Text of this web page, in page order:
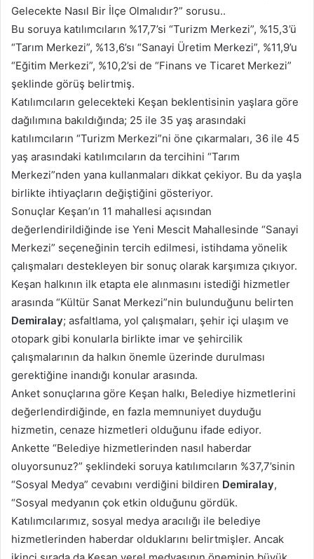
Gelecekte Nasıl Bir İlçe Olmalıdır?” sorusu..
Bu soruya katılımcıların %17,7’si “Turizm Merkezi”, %15,3’ü
“Tarım Merkezi”, %13,6’sı “Sanayi Üretim Merkezi”, %11,9’u
“Eğitim Merkezi”, %10,2’si de “Finans ve Ticaret Merkezi”
şeklinde görüş belirtmiş.
Katılımcıların gelecekteki Keşan beklentisinin yaşlara göre
dağılımına bakıldığında; 25 ile 35 yaş arasındaki
katılımcıların “Turizm Merkezi”ni öne çıkarmaları, 36 ile 45
yaş arasındaki katılımcıların da tercihini “Tarım
Merkezi”nden yana kullanmaları dikkat çekiyor. Bu da yaşla
birlikte ihtiyaçların değiştiğini gösteriyor.
Sonuçlar Keşan’ın 11 mahallesi açısından
değerlendirildiğinde ise Yeni Mescit Mahallesinde “Sanayi
Merkezi” seçeneğinin tercih edilmesi, istihdama yönelik
çalışmaları destekleyen bir sonuç olarak karşımıza çıkıyor.
Keşan halkının ilk etapta ele alınmasını istediği hizmetler
arasında “Kültür Sanat Merkezi”nin bulunduğunu belirten
Demiralay; asfaltlama, yol çalışmaları, şehir içi ulaşım ve
otopark gibi konularla birlikte imar ve şehircilik
çalışmalarının da halkın önemle üzerinde durulması
gerektiğine inandığı konular arasında.
Anket sonuçlarına göre Keşan halkı, Belediye hizmetlerini
değerlendirdiğinde, en fazla memnuniyet duyduğu
hizmetin, cenaze hizmetleri olduğunu ifade ediyor.
Ankette “Belediye hizmetlerinden nasıl haberdar
oluyorsunuz?” şeklindeki soruya katılımcıların %37,7’sinin
“Sosyal Medya” cevabını verdiğini bildiren Demiralay,
“Sosyal medyanın çok etkin olduğunu gördük.
Katılımcılarımız, sosyal medya aracılığı ile belediye
hizmetlerinden haberdar olduklarını belirtmişler. Ancak